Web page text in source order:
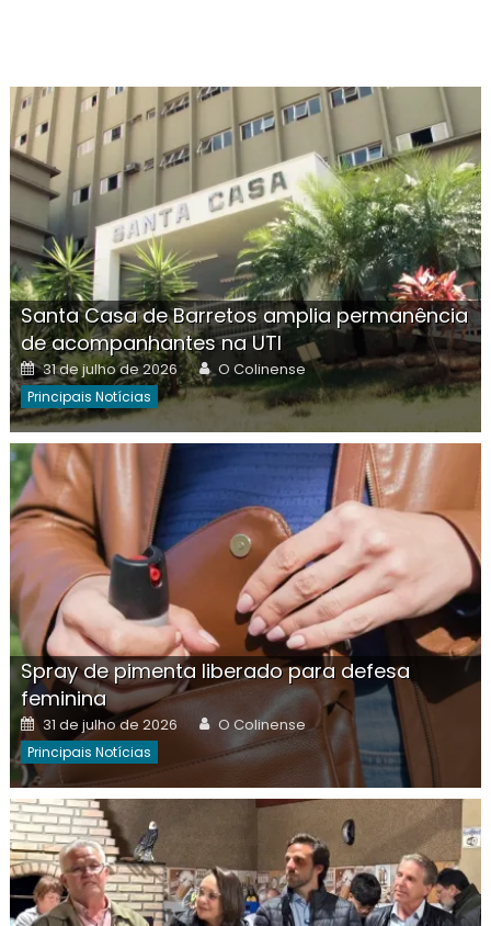
Santa Casa de Barretos amplia permanência
de acompanhantes na UTI
Posted
on
31 de julho de 2026 Author
O Colinense
Principais Notícias
Spray de pimenta liberado para defesa
feminina
Posted
on
31 de julho de 2026 Author
O Colinense
Principais Notícias